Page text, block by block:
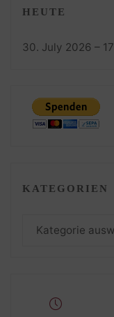
HEUTE
30. July 2026 –
KATEGORIEN